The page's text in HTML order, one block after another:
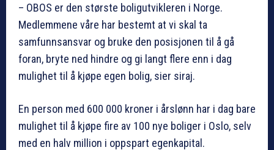
– OBOS er den største boligutvikleren i Norge.
Medlemmene våre har bestemt at vi skal ta
samfunnsansvar og bruke den posisjonen til å gå
foran, bryte ned hindre og gi langt flere enn i dag
mulighet til å kjøpe egen bolig, sier siraj.
En person med 600 000 kroner i årslønn har i dag bare
mulighet til å kjøpe fire av 100 nye boliger i Oslo, selv
med en halv million i oppspart egenkapital.